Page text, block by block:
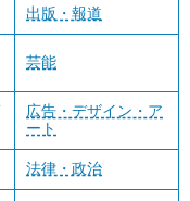
出版・報道
芸能
広告・デザイン・ア
ート
法律・政治